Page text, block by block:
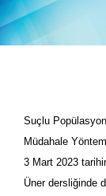
Suçlu
Müdahale
3 Mart 2023
Üner dersliğinde